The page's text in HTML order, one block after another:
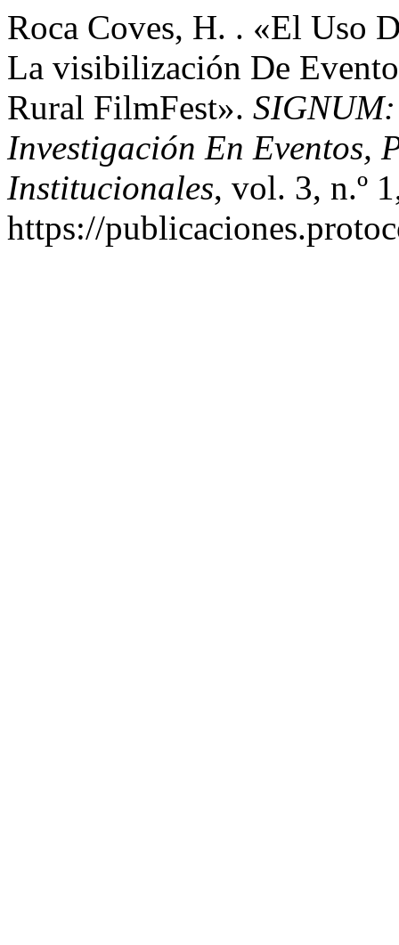
Roca Coves, H. . «El Uso
La visibilización De
Rural FilmFest».
Investigación En Eventos,
Institucionales, vol. 3, n.º
https://